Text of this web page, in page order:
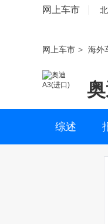
网上车市
网上车市 > 海外
综述